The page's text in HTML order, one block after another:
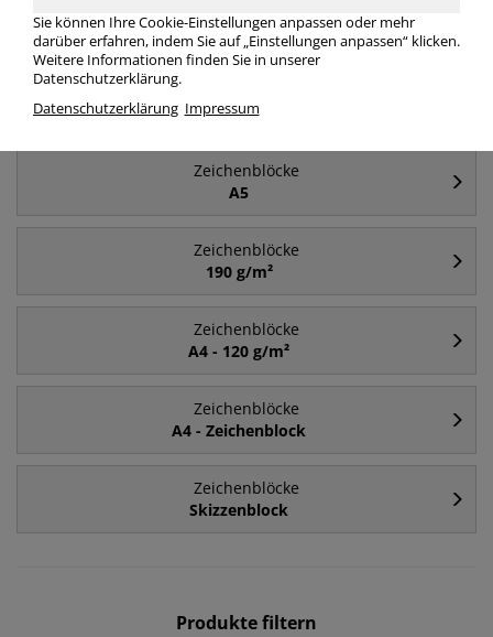
Zeichenblöcke
A2
A4
Zeichenblöcke
A5
Zeichenblöcke
190 g/m²
Zeichenblöcke
A4 - 120 g/m²
Zeichenblöcke
A4 - Zeichenblock
Zeichenblöcke
Skizzenblock
Produkte filtern
Sie können Ihre Cookie-Einstellungen anpassen oder mehr
darüber erfahren, indem Sie auf „Einstellungen anpassen“ klicken.
Weitere Informationen finden Sie in unserer
Datenschutzerklärung.
Datenschutzerklärung Impressum